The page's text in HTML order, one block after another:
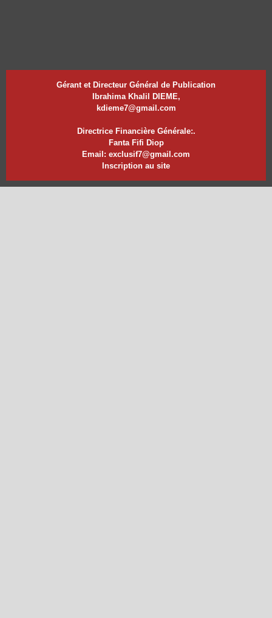
Gérant et Directeur Général de Publication
Ibrahima Khalil DIEME,
kdieme7@gmail.com
Directrice Financière Générale:.
Fanta Fifi Diop
Email: exclusif7@gmail.com
Inscription au site